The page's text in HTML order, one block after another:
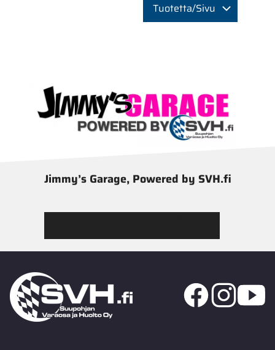
Tuotetta/Sivu
Jimmy’s Garage, Powered by SVH.fi